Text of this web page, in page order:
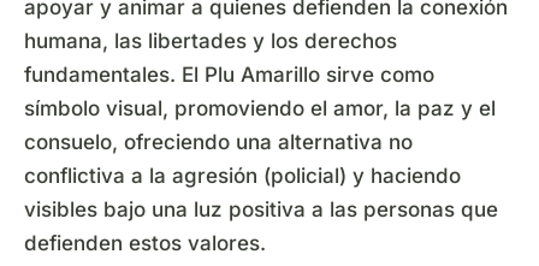
apoyar y animar a quienes defienden la conexión
humana, las libertades y los derechos
fundamentales. El Plu Amarillo sirve como
símbolo visual, promoviendo el amor, la paz y el
consuelo, ofreciendo una alternativa no
conflictiva a la agresión (policial) y haciendo
visibles bajo una luz positiva a las personas que
defienden estos valores.